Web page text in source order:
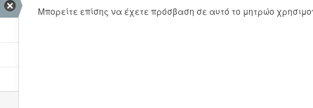
Μπορείτε επίσης να έχετε πρόσβαση σε αυτό το μητρώο